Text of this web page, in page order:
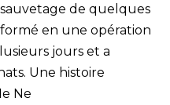
sauvetage de quelques
en une opération
jours et a
Une histoire
Ne